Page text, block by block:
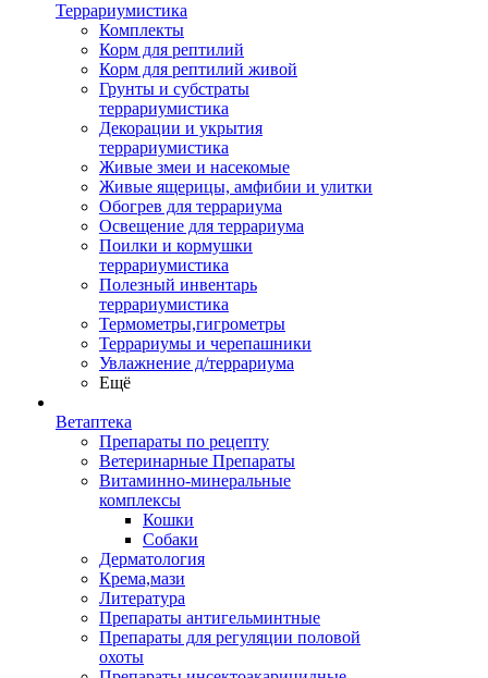
Террариумистика
Комплекты
Корм для рептилий
Корм для рептилий живой
Грунты и субстраты
террариумистика
Декорации и укрытия
террариумистика
Живые змеи и насекомые
Живые ящерицы, амфибии и улитки
Обогрев для террариума
Освещение для террариума
Поилки и кормушки
террариумистика
Полезный инвентарь
террариумистика
Термометры,гигрометры
Террариумы и черепашники
Увлажнение д/террариума
Ещё
Ветаптека
Препараты по рецепту
Ветеринарные Препараты
Витаминно-минеральные
комплексы
Кошки
Собаки
Дерматология
Крема,мази
Литература
Препараты антигельминтные
Препараты для регуляции половой
охоты